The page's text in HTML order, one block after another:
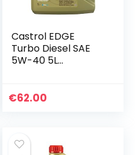
Castrol EDGE
Turbo Diesel SAE
5W-40 5L
Etiketten vom
€62.00